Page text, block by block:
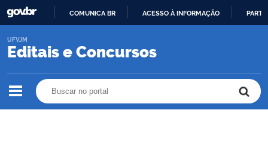
O
COMUNICA BR ACESSO À INFORMAÇÃO
Editais e Concursos
UFVJM